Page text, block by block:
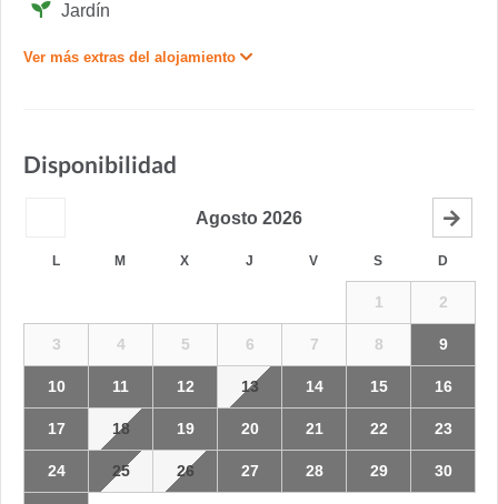
Jardín
Ver más extras del alojamiento
Disponibilidad
Agosto 2026
L M X J V S D
1 2
3 4 5 6 7 8 9
10 11 12 13 14 15 16
17 18 19 20 21 22 23
24 25 26 27 28 29 30